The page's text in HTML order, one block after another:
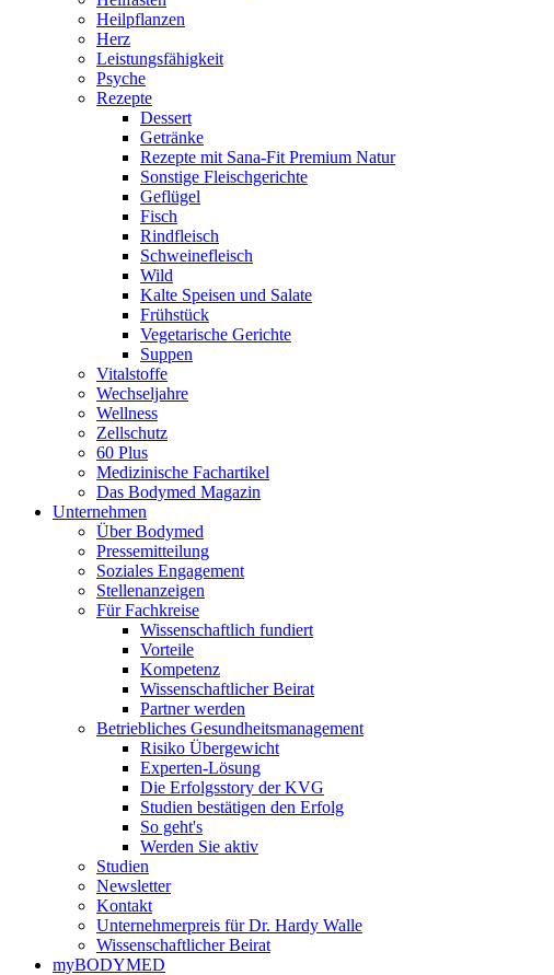
Heilpflanzen
Herz
Leistungsfähigkeit
Psyche
Rezepte
Dessert
Getränke
Rezepte mit Sana-Fit Premium Natur
Sonstige Fleischgerichte
Geflügel
Fisch
Rindfleisch
Schweinefleisch
Wild
Kalte Speisen und Salate
Frühstück
Vegetarische Gerichte
Suppen
Vitalstoffe
Wechseljahre
Wellness
Zellschutz
60 Plus
Medizinische Fachartikel
Das Bodymed Magazin
Unternehmen
Über Bodymed
Pressemitteilung
Soziales Engagement
Stellenanzeigen
Für Fachkreise
Wissenschaftlich fundiert
Vorteile
Kompetenz
Wissenschaftlicher Beirat
Partner werden
Betriebliches Gesundheitsmanagement
Risiko Übergewicht
Experten-Lösung
Die Erfolgsstory der KVG
Studien bestätigen den Erfolg
So geht's
Werden Sie aktiv
Studien
Newsletter
Kontakt
Unternehmerpreis für Dr. Hardy Walle
Wissenschaftlicher Beirat
myBODYMED